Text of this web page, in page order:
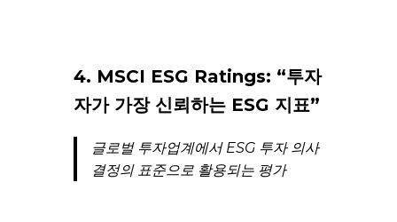
4. MSCI ESG Ratings: “투자
자가 가장 신뢰하는 ESG 지표”
글로벌 투자업계에서 ESG 투자 의사
결정의 표준으로 활용되는 평가